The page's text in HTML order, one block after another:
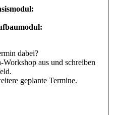
dabei?
aus und schreiben
geplante Termine.